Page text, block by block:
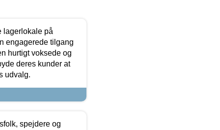
lagerlokale på
engagerede tilgang
hurtigt voksede og
deres kunder at
udvalg.
spejdere og